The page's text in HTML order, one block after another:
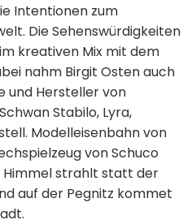
Intentionen zum
Die Sehenswürdigkeiten
kreativen Mix mit dem
nahm Birgit Osten auch
und Hersteller von
Stabilo, Lyra,
Modelleisenbahn von
von Schuco
Himmel strahlt statt der
auf der Pegnitz kommet